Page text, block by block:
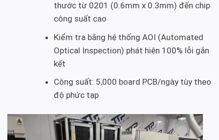
thước từ 0201 (0.6mm x 0.3mm) đến chip
công suất cao
Kiểm tra bằng hệ thống AOI (Automated
Optical Inspection) phát hiện 100% lỗi gắn
kết
Công suất: 5,000 board PCB/ngày tùy theo
độ phức tạp